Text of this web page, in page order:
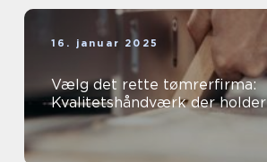
16. januar 2025
Vælg det rette tømrerfirma:
Kvalitetshåndværk der holder